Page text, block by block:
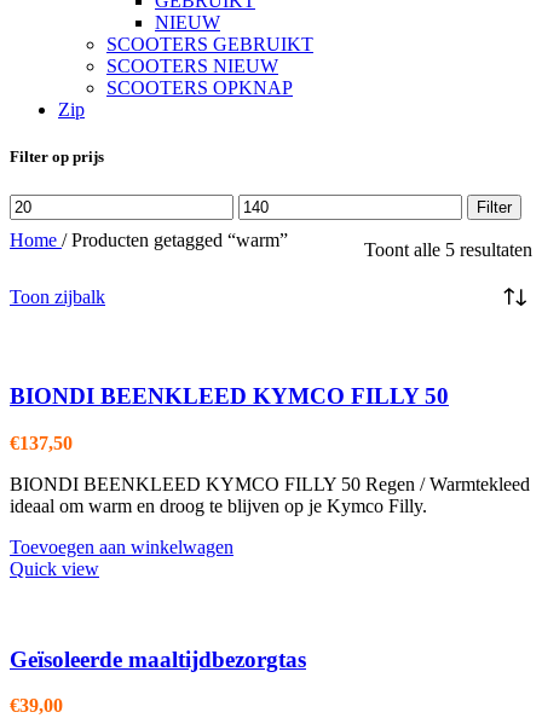
NIEUW
SCOOTERS GEBRUIKT
SCOOTERS NIEUW
SCOOTERS OPKNAP
Zip
Filter op prijs
Min.
prijs
Max.
prijs
Filter
Home / Producten getagged “warm” Toont alle 5 resultaten
Toon zijbalk
BIONDI BEENKLEED KYMCO FILLY 50
€137,50
BIONDI BEENKLEED KYMCO FILLY 50 Regen / Warmtekleed
ideaal om warm en droog te blijven op je Kymco Filly.
Toevoegen aan winkelwagen
Quick view
Geïsoleerde maaltijdbezorgtas
€39,00